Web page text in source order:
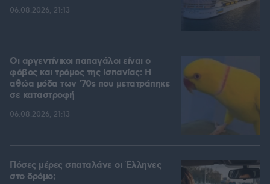
06.08.2026, 21:13
Οι αργεντίνικοι παπαγάλοι είναι ο
φόβος και τρόμος της Ισπανίας: Η
αθώα μόδα των '70s που μετατράπηκε
σε καταστροφή
06.08.2026, 21:13
Πόσες μέρες σπαταλάνε οι Έλληνες
στο δρόμο;